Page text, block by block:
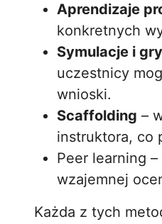
Aprendizaje
konkretnych
Symulacje i
uczestnicy
wnioski.
Scaffolding –
instruktora, co
Peer learning
wzajemnej
Każda z tych